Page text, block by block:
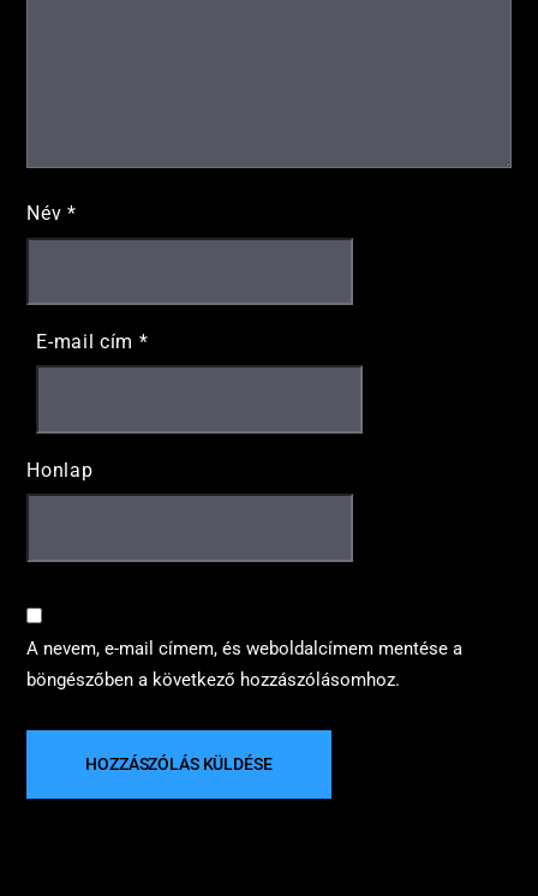
Név *
E-mail cím *
Honlap
A nevem, e-mail címem, és weboldalcímem mentése a
böngészőben a következő hozzászólásomhoz.